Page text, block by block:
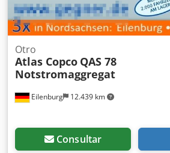
Eilenburg 12.439 km
Otro
Atlas Copco QAS 78
Notstromaggregat
Consultar